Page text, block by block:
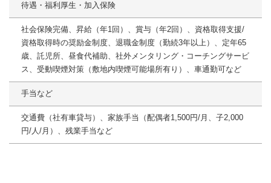
待遇・福利厚生・加入保険
社会保険完備、昇給（年1回）、賞与（年2回）、資格取得支援/
資格取得時の奨励金制度、退職金制度（勤続3年以上）、定年65
歳、託児所、昼食代補助、社外メンタリング・コーチングサービ
ス、受動喫煙対策（敷地内喫煙可能場所有り）、車通勤可など
手当など
交通費（社有車貸与）、家族手当（配偶者1,500円/月、子2,000
円/人/月）、残業手当など